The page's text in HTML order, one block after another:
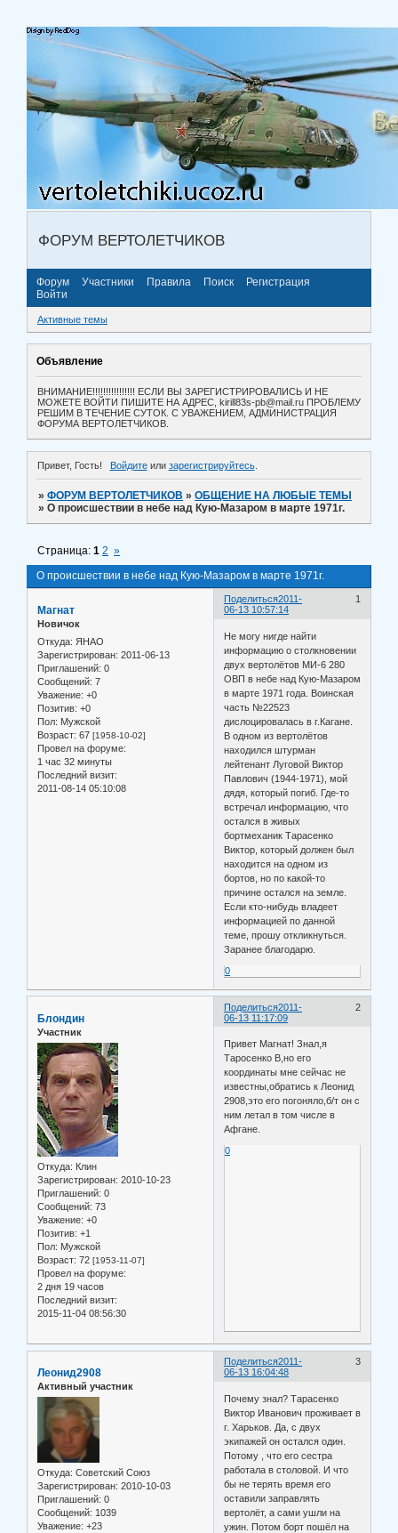
ФОРУМ ВЕРТОЛЕТЧИКОВ
Форум Участники Правила Поиск
Регистрация
Войти
Активные темы
Объявление
ВНИМАНИЕ!!!!!!!!!!!!!!!! ЕСЛИ ВЫ ЗАРЕГИСТРИРОВАЛИСЬ И НЕ
МОЖЕТЕ ВОЙТИ ПИШИТЕ НА АДРЕС, kirill83s-pb@mail.ru ПРОБЛЕМУ
РЕШИМ В ТЕЧЕНИЕ СУТОК. С УВАЖЕНИЕМ, АДМИНИСТРАЦИЯ
ФОРУМА ВЕРТОЛЕТЧИКОВ.
Привет, Гость! Войдитеили зарегистрируйтесь.
»ФОРУМ ВЕРТОЛЕТЧИКОВ »ОБЩЕНИЕ НА ЛЮБЫЕ ТЕМЫ
»О происшествии в небе над Кую-Мазаром в марте 1971г.
О происшествии в небе над Кую-Мазаром в марте 1971г.
Страница:1 2 »
Поделиться 1
2011-
06-13 10:57:14
Магнат
Новичок
Откуда: ЯНАО
Зарегистрирован: 2011-06-13
Приглашений: 0
Сообщений: 7
Уважение: +0
Позитив: +0
Пол: Мужской
Возраст: 67 [1958-10-02]
Провел на форуме:
1 час 32 минуты
Последний визит:
2011-08-14 05:10:08
Не могу нигде найти
информацию о столкновении
двух вертолётов МИ-6 280
ОВП в небе над Кую-Мазаром
в марте 1971 года. Воинская
часть №22523
дислоцировалась в г.Кагане.
В одном из вертолётов
находился штурман
лейтенант Луговой Виктор
Павлович (1944-1971), мой
дядя, который погиб. Где-то
встречал информацию, что
остался в живых
бортмеханик Тарасенко
Виктор, который должен был
находится на одном из
бортов, но по какой-то
причине остался на земле.
Если кто-нибудь владеет
информацией по данной
теме, прошу откликнуться.
Заранее благодарю.
0
Поделиться 2
2011-
06-13 11:17:09
Блондин
Участник
Откуда: Клин
Зарегистрирован: 2010-10-23
Приглашений: 0
Сообщений: 73
Уважение: +0
Позитив: +1
Пол: Мужской
Возраст: 72 [1953-11-07]
Провел на форуме:
2 дня 19 часов
Последний визит:
2015-11-04 08:56:30
Привет Магнат! Знал,я
Таросенко В,но его
координаты мне сейчас не
известны,обратись к Леонид
2908,это его погоняло,б/т он с
ним летал в том числе в
Афгане.
0
Поделиться 3
2011-
06-13 16:04:48
Леонид2908
Активный участник
Откуда: Советский Союз
Зарегистрирован: 2010-10-03
Приглашений: 0
Сообщений: 1039
Уважение: +23
Почему знал? Тарасенко
Виктор Иванович проживает в
г. Харьков. Да, с двух
экипажей он остался один.
Потому , что его сестра
работала в столовой. И что
бы не терять время его
оставили заправлять
вертолёт, а сами ушли на
ужин. Потом борт пошёл на